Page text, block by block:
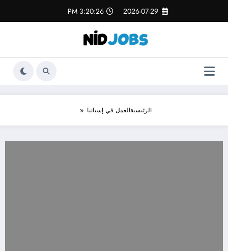
المحتوى
2026-07-29
3:20:28 PM
الرئيسيةالعمل في إسبانيا